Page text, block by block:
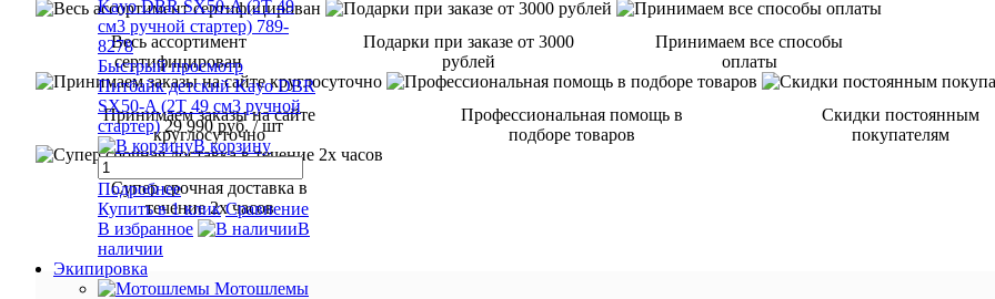
Быстрый просмотр
Питбайк детский Kayo DBR
SX50-A (2T 49 см3 ручной
стартер) 29 990 руб./ шт
В корзину
Подробнее
Купить в 1 клик Сравнение
В избранное
В
наличии
Экипировка
Мотошлемы
Весь ассортимент
сертифицирован
Подарки при заказе от 3000
рублей
Принимаем все способы
оплаты
Принимаем заказы на сайте
круглосуточно
Профессиональная помощь в
подборе товаров
Скидки постоянным
покупателям
Супер срочная доставка в
течение 2х часов